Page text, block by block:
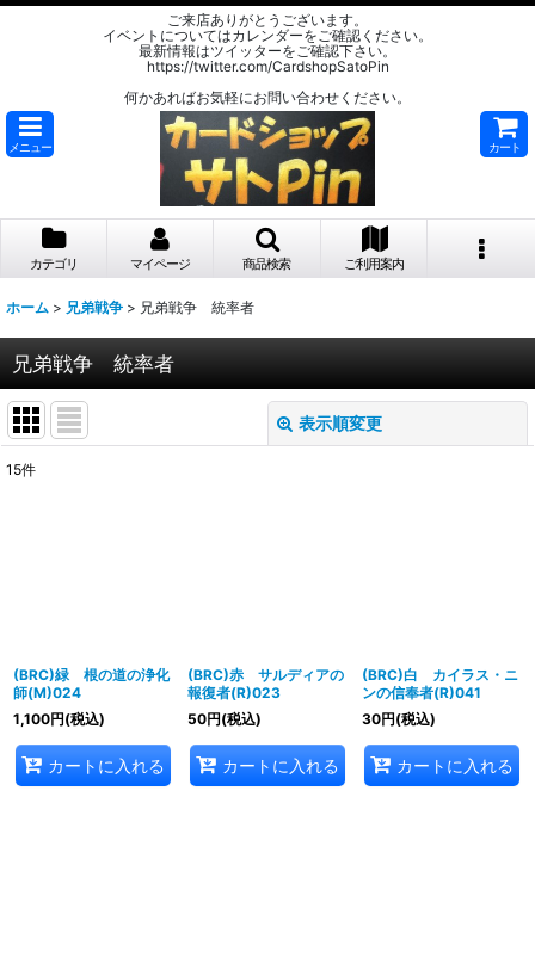
ご来店ありがとうございます。
イベントについてはカレンダーをご確認ください。
最新情報はツイッターをご確認下さい。
https://twitter.com/CardshopSatoPin
何かあればお気軽にお問い合わせください。
メニュー カート
カテゴリ マイページ 商品検索 ご利用案内
ホーム > 兄弟戦争 > 兄弟戦争 統率者
兄弟戦争 統率者
表示順変更
15件
(BRC)緑 根の道の浄化
師(M)024
1,100円(税込)
カートに入れる
(BRC)赤 サルディアの
報復者(R)023
50円(税込)
カートに入れる
(BRC)白 カイラス・ニ
ンの信奉者(R)041
30円(税込)
カートに入れる